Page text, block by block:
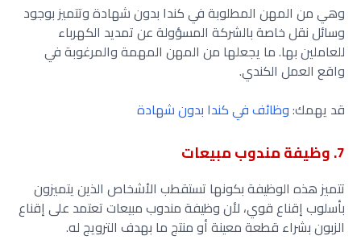
وهي من المهن المطلوبة في كندا بدون شهادة وتتميز بوجود
وسائل نقل خاصة بالشركة المسؤولة عن تمديد الكهرباء
للعاملين بها. ما يجعلها من المهن المهمة والمرغوبة في
واقع العمل الكندي.
قد يهمك:وظائف في كندا بدون شهادة
7. وظيفة مندوب مبيعات
تتميز هذه الوظيفة بكونها تستقطب الأشخاص الذين يتميزون
بأسلوب إقناع قوي، لأن وظيفة مندوب مبيعات تعتمد على إقناع
الزبون بشراء قطعة معينة أو منتج ما بهدف الترويج له.